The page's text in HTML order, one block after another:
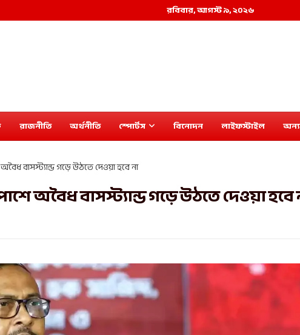
রবিবার, আগস্ট ৯, ২০২৬
রাজনীতি অর্থনীতি স্পোর্টস বিনোদন লাইফস্টাইল
বাসস্ট্যান্ড গড়ে উঠতে দেওয়া হবে না
অবৈধ বাসস্ট্যান্ড গড়ে উঠতে দেওয়া হবে